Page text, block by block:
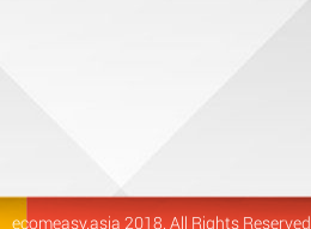
ecomeasy.asia2018. All Rights Reserved